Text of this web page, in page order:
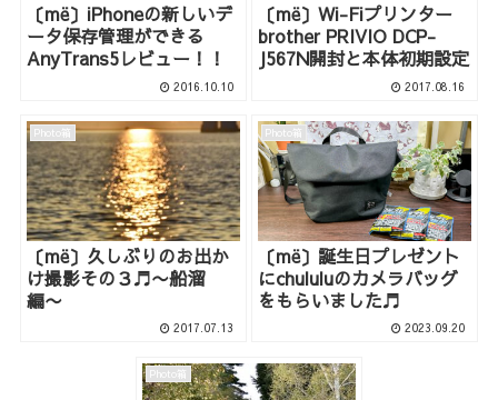
〔më〕iPhoneの新しいデ
ータ保存管理ができる
AnyTrans5レビュー！！
2016.10.10
〔më〕Wi-Fiプリンター
brother PRIVIO DCP-
J567N開封と本体初期設定
2017.08.16
Photo箱
〔më〕久しぶりのお出か
け撮影その３♬〜船溜
編〜
2017.07.13
Photo箱
〔më〕誕生日プレゼント
にchululuのカメラバッグ
をもらいました♬
2023.09.20
Photo箱